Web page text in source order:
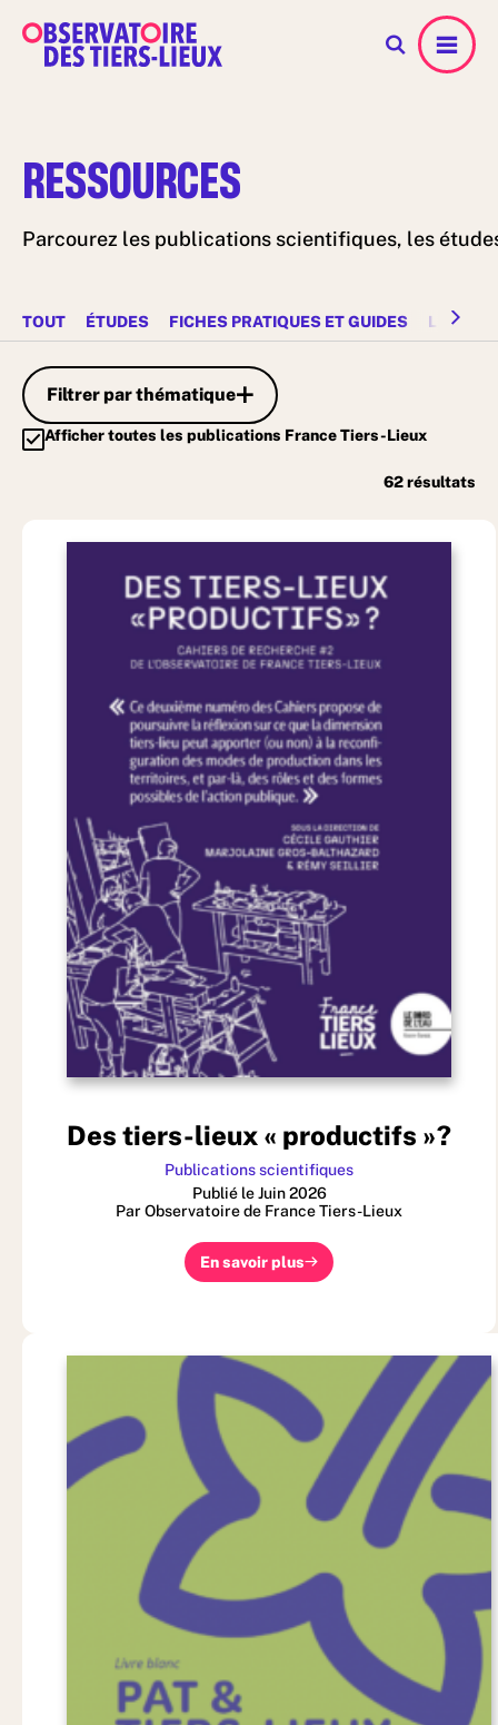
Menu
RESSOURCES
Parcourez les publications scientifiques, les
TOUT ÉTUDES FICHES PRATIQUES ET GUIDES LIVRES
Filtrer par thématique
Afficher toutes les publications France Tiers-Lieux
62résultats
Publications scientifiques
Des tiers-lieux « productifs »?
Publié le Juin 2026
Par Observatoire de France Tiers-Lieux
En savoir plus